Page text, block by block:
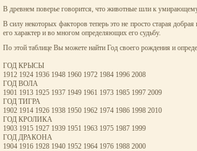
В древнем поверье говорится, что животные шли к
В силу некоторых факторов теперь это не просто старая
его характер и во многом определяющих его судьбу.
По этой таблице Вы можете найти Год своего рождения и
ГОД КРЫСЫ
1912 1924 1936 1948 1960 1972 1984 1996 2008
ГОД ВОЛА
1901 1913 1925 1937 1949 1961 1973 1985 1997 2009
ГОД ТИГРА
1902 1914 1926 1938 1950 1962 1974 1986 1998 2010
ГОД КРОЛИКА
1903 1915 1927 1939 1951 1963 1975 1987 1999
ГОД ДРАКОНА
1904 1916 1928 1940 1952 1964 1976 1988 2000